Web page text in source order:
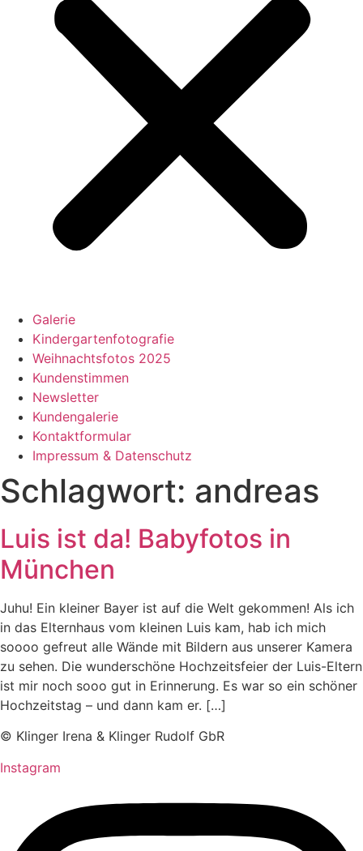
Galerie
Kindergartenfotografie
Weihnachtsfotos 2025
Kundenstimmen
Newsletter
Kundengalerie
Kontaktformular
Impressum & Datenschutz
Schlagwort: andreas
Luis ist da! Babyfotos in
München
Juhu! Ein kleiner Bayer ist auf die Welt gekommen! Als ich
in das Elternhaus vom kleinen Luis kam, hab ich mich
soooo gefreut alle Wände mit Bildern aus unserer Kamera
zu sehen. Die wunderschöne Hochzeitsfeier der Luis-Eltern
ist mir noch sooo gut in Erinnerung. Es war so ein schöner
Hochzeitstag – und dann kam er. […]
© Klinger Irena & Klinger Rudolf GbR
Instagram